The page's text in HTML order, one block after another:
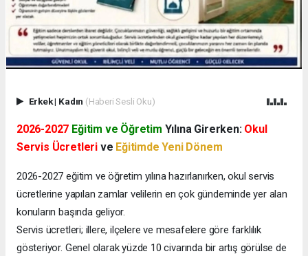
Erkek| Kadın (Haberi Sesli Oku)
2026-2027 Eğitim ve Öğretim Yılına Girerken: Okul
Servis Ücretleri ve Eğitimde Yeni Dönem
2026-2027 eğitim ve öğretim yılına hazırlanırken, okul servis
ücretlerine yapılan zamlar velilerin en çok gündeminde yer alan
konuların başında geliyor.
Servis ücretleri; illere, ilçelere ve mesafelere göre farklılık
gösteriyor. Genel olarak yüzde 10 civarında bir artış görülse de